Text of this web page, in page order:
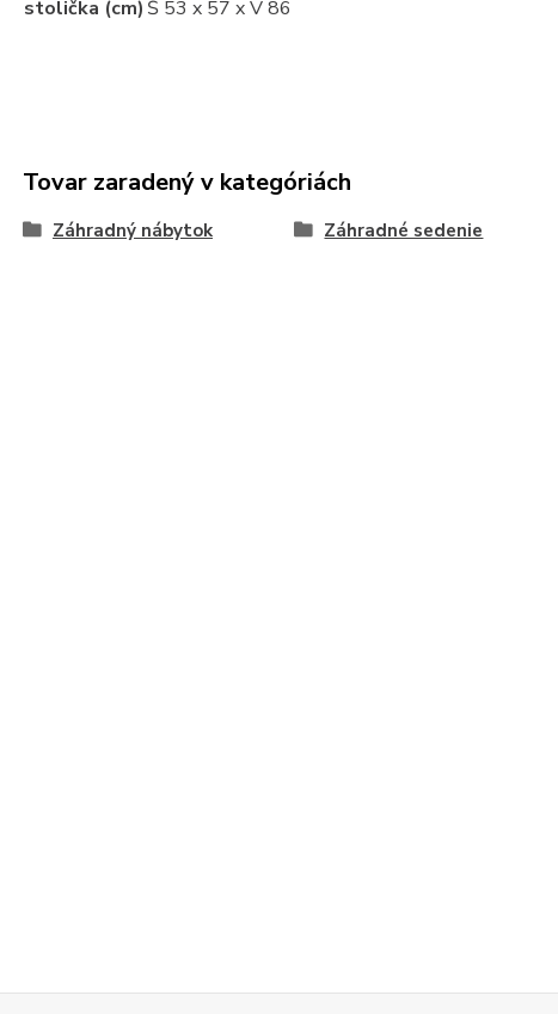
stolička (cm) Š 53 x 57 x V 86
Tovar zaradený v kategóriách
Záhradný nábytok Záhradné sedenie